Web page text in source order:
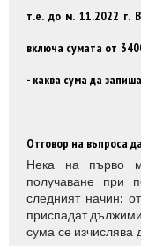
т.е. до м. 11.2022 г.
включа сумата от
- каква сума да
Отговор на въпроса
Нека на първо
получаване при
следният начин:
приспадат
сума се